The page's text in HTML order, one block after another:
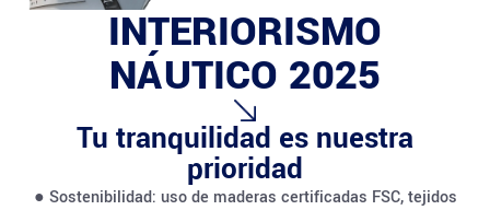
INTERIORISMO
NÁUTICO 2025
Tu tranquilidad es nuestra
prioridad
● Sostenibilidad: uso de maderas certificadas FSC, tejidos